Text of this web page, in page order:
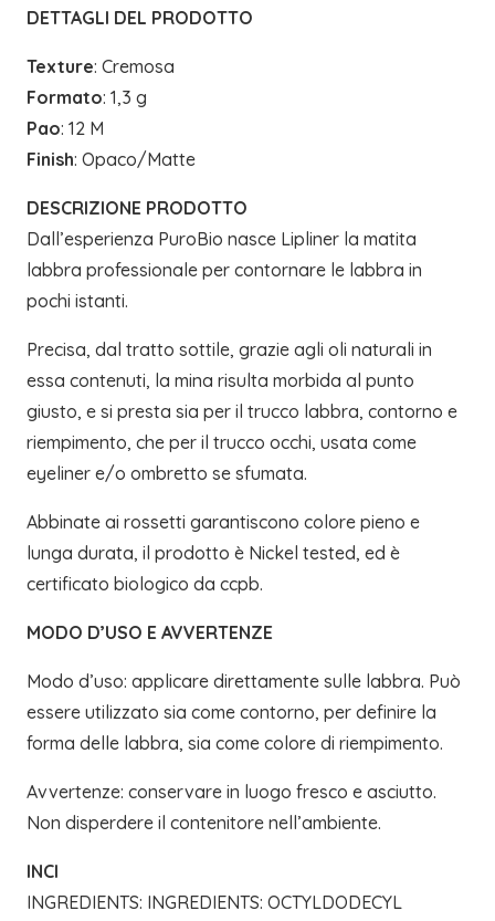
DETTAGLI DEL PRODOTTO
Texture: Cremosa
Formato: 1,3 g
Pao: 12 M
Finish: Opaco/Matte
DESCRIZIONE PRODOTTO
Dall’esperienza PuroBio nasce Lipliner la matita
labbra professionale per contornare le labbra in
pochi istanti.
Precisa, dal tratto sottile, grazie agli oli naturali in
essa contenuti, la mina risulta morbida al punto
giusto, e si presta sia per il trucco labbra, contorno e
riempimento, che per il trucco occhi, usata come
eyeliner e/o ombretto se sfumata.
Abbinate ai rossetti garantiscono colore pieno e
lunga durata, il prodotto è Nickel tested, ed è
certificato biologico da ccpb.
MODO D’USO E AVVERTENZE
Modo d’uso: applicare direttamente sulle labbra. Può
essere utilizzato sia come contorno, per definire la
forma delle labbra, sia come colore di riempimento.
Avvertenze: conservare in luogo fresco e asciutto.
Non disperdere il contenitore nell’ambiente.
INCI
INGREDIENTS: INGREDIENTS: OCTYLDODECYL